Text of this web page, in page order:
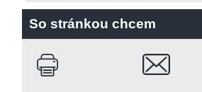
So stránkou chcem